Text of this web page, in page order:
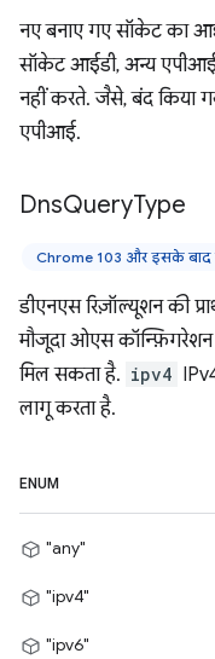
नए बनाए गए सॉकेट का
सॉकेट आईडी, अन्य
नहीं करते. जैसे, बंद किया
एपीआई.
DnsQueryType
Chrome 103 और इसके बाद
डीएनएस रिज़ॉल्यूशन की
मौजूदा ओएस कॉन्फ़िगरेशन
मिल सकता है. ipv4
लागू करता है.
ENUM
"any"
"ipv4"
"ipv6"